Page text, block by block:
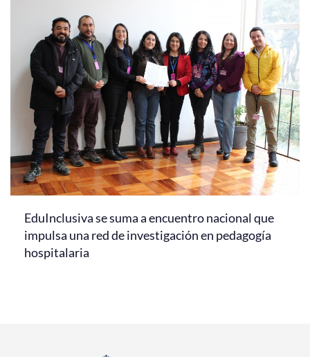
EduInclusiva se suma a encuentro nacional que
impulsa una red de investigación en pedagogía
hospitalaria